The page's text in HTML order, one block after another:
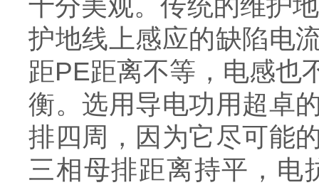
十分美观。传统的维护
护地线上感应的缺陷电
距PE距离不等，电感也
衡。选用导电功用超卓
排四周，因为它尽可能
三相母排距离持平，电